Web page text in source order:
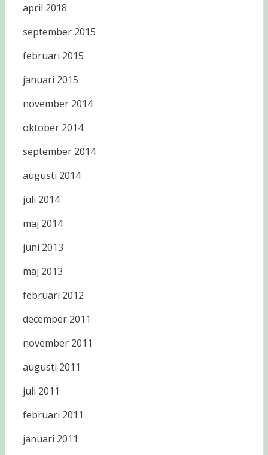
april 2018
september 2015
februari 2015
januari 2015
november 2014
oktober 2014
september 2014
augusti 2014
juli 2014
maj 2014
juni 2013
maj 2013
februari 2012
december 2011
november 2011
augusti 2011
juli 2011
februari 2011
januari 2011